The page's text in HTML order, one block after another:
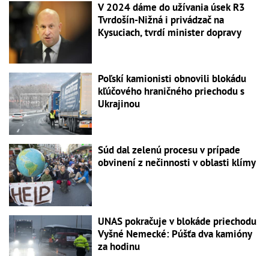
V 2024 dáme do užívania úsek R3
Tvrdošín-Nižná i privádzač na
Kysuciach, tvrdí minister dopravy
Poľskí kamionisti obnovili blokádu
kľúčového hraničného priechodu s
Ukrajinou
Súd dal zelenú procesu v prípade
obvinení z nečinnosti v oblasti klímy
UNAS pokračuje v blokáde priechodu
Vyšné Nemecké: Púšťa dva kamióny
za hodinu